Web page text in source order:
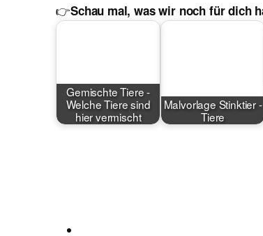
👉Schau mal, was wir noch für dich
Gemischte Tiere -
Welche Tiere sind
hier vermischt
Malvorlage Stinktier -
Tiere